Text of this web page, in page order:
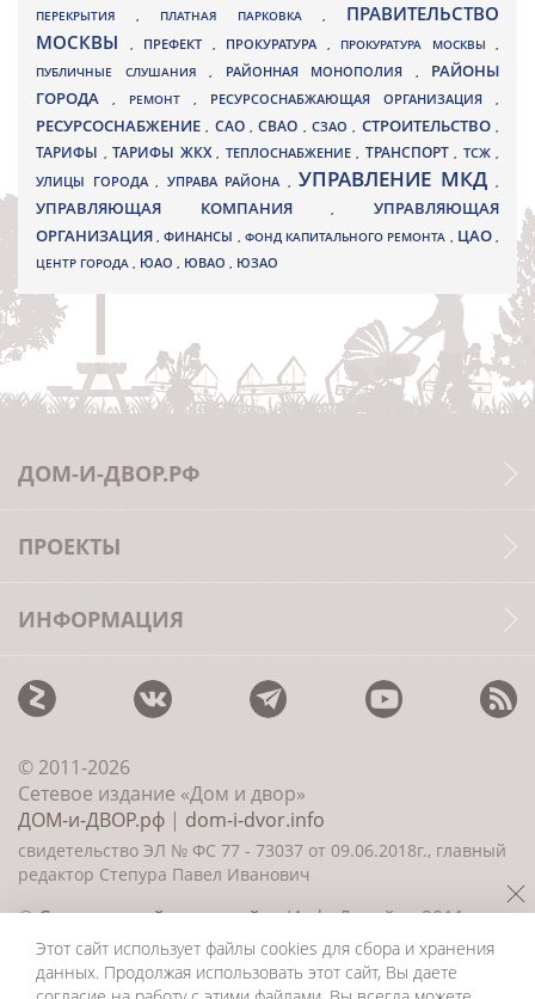
ПЕРЕКРЫТИЯ , ПЛАТНАЯ ПАРКОВКА , ПРАВИТЕЛЬСТВО
МОСКВЫ
, ПРЕФЕКТ , ПРОКУРАТУРА , ПРОКУРАТУРА МОСКВЫ ,
ПУБЛИЧНЫЕ СЛУШАНИЯ , РАЙОННАЯ МОНОПОЛИЯ , РАЙОНЫ
ГОРОДА
, РЕМОНТ , РЕСУРСОСНАБЖАЮЩАЯ ОРГАНИЗАЦИЯ ,
РЕСУРСОСНАБЖЕНИЕ, САО,СВАО ,СЗАО, СТРОИТЕЛЬСТВО,
ТАРИФЫ , ТАРИФЫ ЖКХ , ТЕПЛОСНАБЖЕНИЕ , ТРАНСПОРТ , ТСЖ ,
УЛИЦЫ ГОРОДА , УПРАВА РАЙОНА , УПРАВЛЕНИЕ МКД ,
УПРАВЛЯЮЩАЯ КОМПАНИЯ,УПРАВЛЯЮЩАЯ
ОРГАНИЗАЦИЯ,ФИНАНСЫ , ФОНД КАПИТАЛЬНОГО РЕМОНТА , ЦАО,
ЦЕНТР ГОРОДА , ЮАО , ЮВАО , ЮЗАО
ДОМ-И-ДВОР.РФ
ПРОЕКТЫ
ИНФОРМАЦИЯ
© 2011-2026
Сетевое издание «Дом и двор»
ДОМ-и-ДВОР.рф | dom-i-dvor.info
свидетельство ЭЛ № ФС 77 - 73037 от 09.06.2018г., главный
редактор Степура Павел Иванович
©Создание сайта и дизайн«ИнфоДизайн» 2011—
2026
Этот сайт использует файлы cookies для сбора и хранения
данных. Продолжая использовать этот сайт, Вы даете